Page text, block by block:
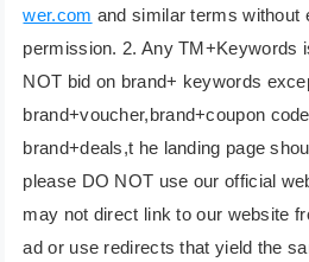
wer.com and similar terms without
permission. 2. Any TM+Keywords
NOT bid on brand+ keywords
brand+voucher,brand+coupon
brand+deals,t he landing page
please DO NOT use our official
may not direct link to our website
ad or use redirects that yield the